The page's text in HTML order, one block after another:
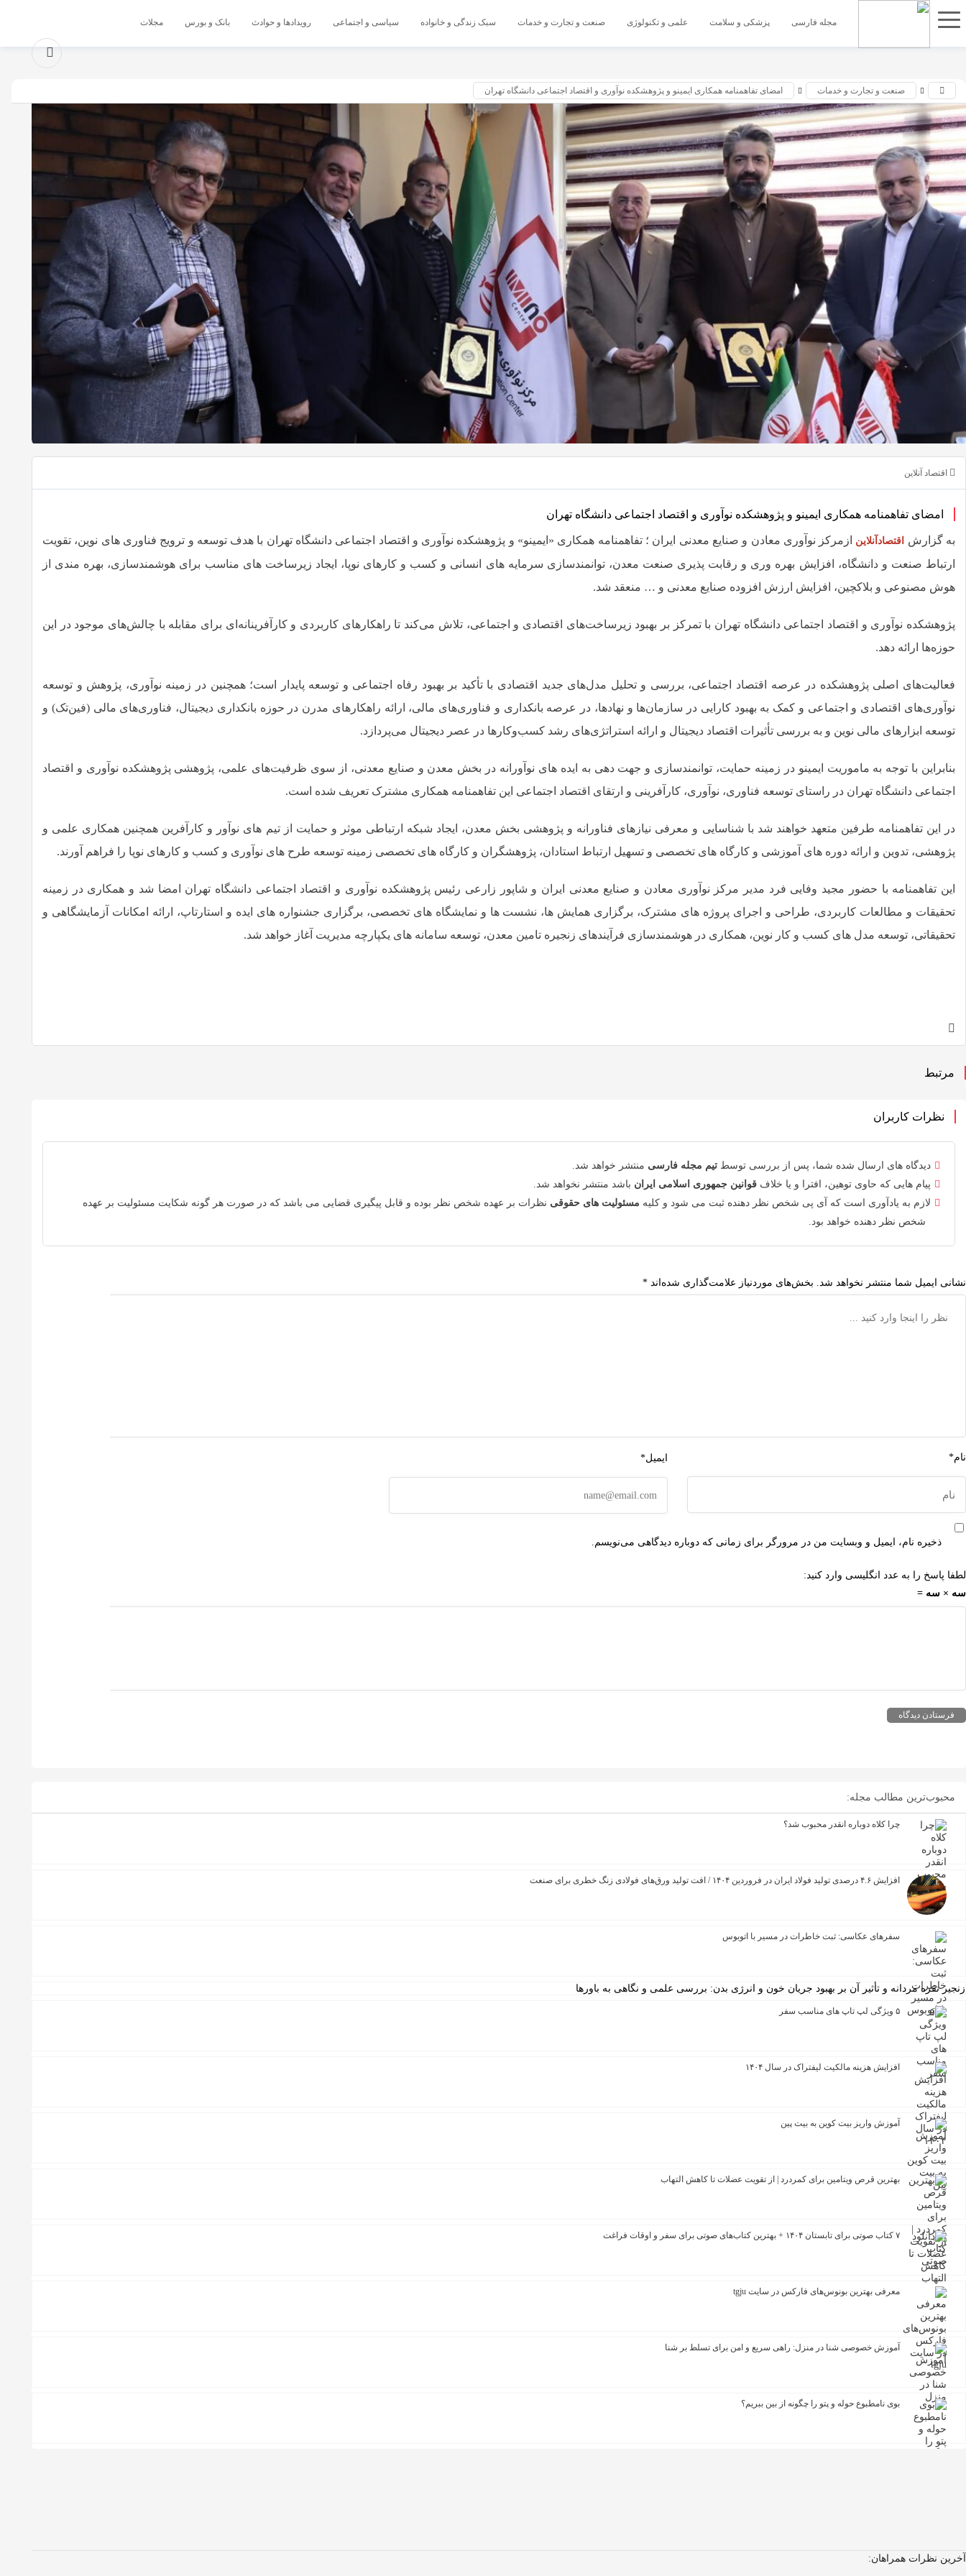
مجله فارسی پزشکی و سلامت علمی و تکنولوژی صنعت و تجارت و خدمات سبک زندگی و خانواده سیاسی و اجتماعی رویدادها و حوادث بانک و بورس مجلات
اشتراک
گذاری
از
روش‌های
می‌توانید
این
صفحه
را
بگذارید.
صنعت و تجارت و خدمات امضای تفاهمنامه همکاری ایمینو و پژوهشکده نوآوری و اقتصاد اجتماعی دانشگاه تهران
اقتصاد آنلاین
امضای تفاهمنامه همکاری ایمینو و پژوهشکده نوآوری و اقتصاد اجتماعی دانشگاه تهران
به گزارش اقتصادآنلاین ازمرکز نوآوری معادن و صنایع معدنی ایران ؛تفاهمنامه همکاری «ایمینو» و پژوهشکده نوآوری و اقتصاد اجتماعی دانشگاه تهران با هدف توسعه و ترویج فناوری های نوین، تقویت
ارتباط صنعت و دانشگاه، افزایش بهره وری و رقابت پذیری صنعت معدن، توانمندسازی سرمایه های انسانی و کسب و کارهای نوپا، ایجاد زیرساخت های مناسب برای هوشمندسازی، بهره مندی از
هوش مصنوعی و بلاکچین، افزایش ارزش افزوده صنایع معدنی و … منعقد شد.
پژوهشکده نوآوری و اقتصاد اجتماعی دانشگاه تهران با تمرکز بر بهبود زیرساخت‌های اقتصادی و اجتماعی، تلاش می‌کند تا راهکارهای کاربردی و کارآفرینانه‌ای برای مقابله با چالش‌های موجود در این
حوزه‌ها ارائه دهد.
فعالیت‌های اصلی پژوهشکده در عرصه اقتصاد اجتماعی، بررسی و تحلیل مدل‌های جدید اقتصادی با تأکید بر بهبود رفاه اجتماعی و توسعه پایدار است؛ همچنین در زمینه نوآوری، پژوهش و توسعه
نوآوری‌های اقتصادی و اجتماعی و کمک به بهبود کارایی در سازمان‌ها و نهادها، در عرصه بانکداری و فناوری‌های مالی، ارائه راهکارهای مدرن در حوزه بانکداری دیجیتال، فناوری‌های مالی (فین‌تک) و
توسعه ابزارهای مالی نوین و به بررسی تأثیرات اقتصاد دیجیتال و ارائه استراتژی‌های رشد کسب‌وکارها در عصر دیجیتال‌ می‌‌پردازد.
بنابراین با توجه به ماموریت ایمینو در زمینه حمایت، توانمندسازی و جهت دهی به ایده های نوآورانه در بخش معدن و صنایع معدنی، از سوی ظرفیت‌های علمی، پژوهشی پژوهشکده نوآوری و اقتصاد
اجتماعی دانشگاه تهران در راستای توسعه فناوری، نوآوری، کارآفرینی و ارتقای اقتصاد اجتماعی این تفاهمنامه همکاری مشترک تعریف شده است.
در این تفاهمنامه طرفین متعهد خواهند شد با شناسایی و معرفی نیازهای فناورانه و پژوهشی بخش معدن، ایجاد شبکه ارتباطی موثر و حمایت از تیم های نوآور و کارآفرین همچنین همکاری علمی و
پژوهشی، تدوین و ارائه دوره های آموزشی و کارگاه های تخصصی و تسهیل ارتباط استادان، پژوهشگران و کارگاه های تخصصی زمینه توسعه طرح های نوآوری و کسب و کارهای نوپا را فراهم آورند.
این تفاهمنامه با حضور مجید وفایی فرد مدیر مرکز نوآوری معادن و صنایع معدنی ایران و شاپور زارعی رئیس پژوهشکده نوآوری و اقتصاد اجتماعی دانشگاه تهران امضا شد و همکاری در زمینه
تحقیقات و مطالعات کاربردی، طراحی و اجرای پروژه های مشترک، برگزاری همایش ها، نشست ها و نمایشگاه های تخصصی، برگزاری جشنواره های ایده و استارتاپ، ارائه امکانات آزمایشگاهی و
تحقیقاتی، توسعه مدل های کسب و کار نوین، همکاری در هوشمندسازی فرآیندهای زنجیره تامین معدن، توسعه سامانه های یکپارچه مدیریت آغاز خواهد شد.
مرتبط
نظرات کاربران
دیدگاه های ارسال شده شما، پس از بررسی توسط تیم مجله فارسی منتشر خواهد شد.
پیام هایی که حاوی توهین، افترا و یا خلاف قوانین جمهوری اسلامی ایران باشد منتشر نخواهد شد.
لازم به یادآوری است که آی پی شخص نظر دهنده ثبت می شود و کلیه مسئولیت های حقوقی نظرات بر عهده شخص نظر بوده و قابل پیگیری قضایی می باشد که در صورت هر گونه شکایت مسئولیت بر عهده
شخص نظر دهنده خواهد بود.
نشانی ایمیل شما منتشر نخواهد شد. بخش‌های موردنیاز علامت‌گذاری شده‌اند *
نام* ایمیل*
ذخیره نام، ایمیل و وبسایت من در مرورگر برای زمانی که دوباره دیدگاهی می‌نویسم.
لطفا پاسخ را به عدد انگلیسی وارد کنید:
سه × سه =
محبوب‌ترین مطالب مجله:
چرا کلاه دوباره انقدر محبوب شد؟
افزایش ۴.۶ درصدی تولید فولاد ایران در فروردین ۱۴۰۴ / افت تولید ورق‌های فولادی زنگ خطری برای صنعت
سفرهای عکاسی: ثبت خاطرات در مسیر با اتوبوس
زنجیر نقره مردانه و تأثیر آن بر بهبود جریان خون و انرژی بدن: بررسی علمی و نگاهی به باورها
۵ ویژگی لپ تاپ های مناسب سفر
افزایش هزینه مالکیت لیفتراک در سال ۱۴۰۴
آموزش واریز بیت کوین به بیت پین
بهترین قرص ویتامین برای کمردرد | از تقویت عضلات تا کاهش التهاب
۷ کتاب صوتی برای تابستان ۱۴۰۴ + بهترین کتاب‌های صوتی برای سفر و اوقات فراغت
معرفی بهترین بونوس‌های فارکس در سایت tgju
آموزش خصوصی شنا در منزل: راهی سریع و امن برای تسلط بر شنا
بوی نامطبوع حوله و پتو را چگونه از بین ببریم؟
آخرین نظرات همراهان: